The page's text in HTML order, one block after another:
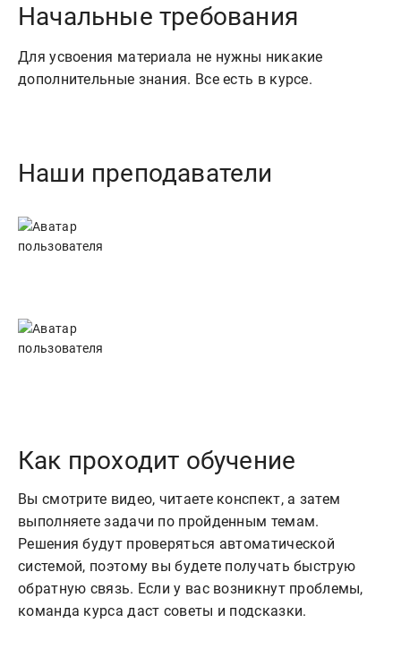
Начальные требования
Для усвоения материала не нужны никакие
дополнительные знания. Все есть в курсе.
Наши преподаватели
Как проходит обучение
Вы смотрите видео, читаете конспект, а затем
выполняете задачи по пройденным темам.
Решения будут проверяться автоматической
системой, поэтому вы будете получать быструю
обратную связь. Если у вас возникнут проблемы,
команда курса даст советы и подсказки.